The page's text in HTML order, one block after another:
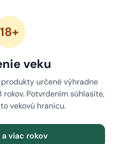
18+
veku
určené výhradne
rokov. Potvrdením súhlasíte,
vekovú hranicu.
a viac rokovBest Buds